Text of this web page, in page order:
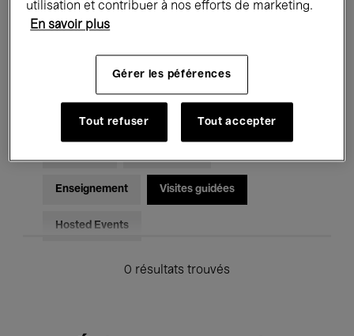
Rencontres & Débats
Musique classique Global Music
Enseignement Visites guidées
Hosted Events
0 résultats trouvés
utilisation et contribuer à nos efforts de marketing.
En savoir plus
Gérer les péférences
Tout refuser Tout accepter